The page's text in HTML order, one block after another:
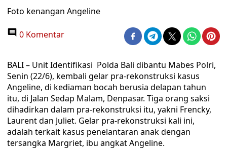
Foto kenangan Angeline
0 Komentar
BALI – Unit Identifikasi Polda Bali dibantu Mabes Polri,
Senin (22/6), kembali gelar pra-rekonstruksi kasus
Angeline, di kediaman bocah berusia delapan tahun
itu, di Jalan Sedap Malam, Denpasar. Tiga orang saksi
dihadirkan dalam pra-rekonstruksi itu, yakni Frencky,
Laurent dan Juliet. Gelar pra-rekonstruksi kali ini,
adalah terkait kasus penelantaran anak dengan
tersangka Margriet, ibu angkat Angeline.